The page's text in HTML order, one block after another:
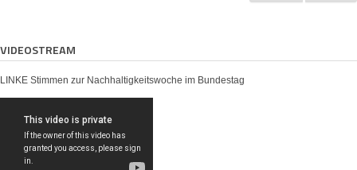
VIDEOSTREAM
LINKE Stimmen zur Nachhaltigkeitswoche im Bundestag